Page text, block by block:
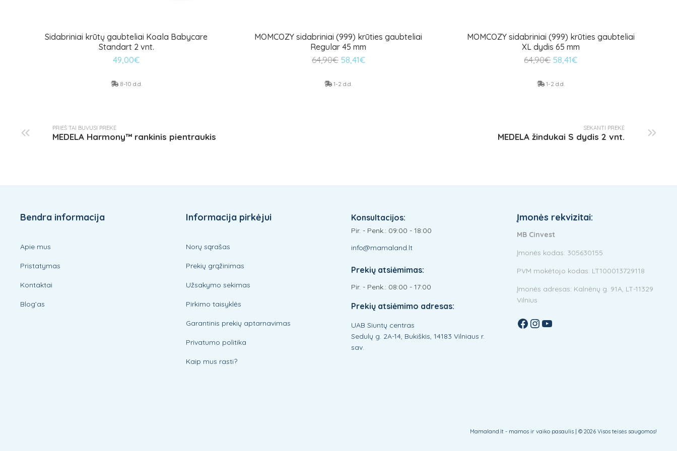
Sidabriniai krūtų gaubteliai Koala Babycare
Standart 2 vnt.
49,00€
8-10 d.d.
MOMCOZY sidabriniai (999) krūties gaubteliai
Regular 45 mm
64,90€ Original
was:
58,41€Current
1-2 d.d.
MOMCOZY sidabriniai (999) krūties gaubteliai
XL dydis 65 mm
64,90€ Original
was:
58,41€Current
1-2 d.d.
PRIEŠ TAI BUVUSI PREKĖ
MEDELA Harmony™ rankinis pientraukis
SEKANTI PREKĖ
MEDELA žindukai S dydis 2 vnt.
Bendra informacija
Apie mus
Pristatymas
Kontaktai
Blog’as
Informacija pirkėjui
Norų sąrašas
Prekių grąžinimas
Užsakymo sekimas
Pirkimo taisyklės
Garantinis prekių aptarnavimas
Privatumo politika
Kaip mus rasti?
Konsultacijos:
Pir. - Penk.: 09:00 - 18:00
info@mamaland.lt
Prekių atsiėmimas:
Pir. - Penk.: 08:00 - 17:00
Prekių atsiėmimo adresas:
UAB Siuntų centras
Sedulų g. 2A-14, Bukiškis, 14183 Vilniaus r.
sav.
Įmonės rekvizitai:
MB Cinvest
Įmonės kodas: 305630155
PVM mokėtojo kodas: LT100013729118
Įmonės adresas: Kalnėnų g. 91A, LT-11329
Vilnius
Facebook InstagramYouTube
Mamaland.lt - mamos ir vaiko pasaulis | © 2026 Visos teisės saugomos!